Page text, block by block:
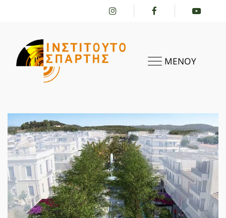
ΜΕΝΟΥ
ΑΡΧΙΚΗ
ΤΟ ΙΝΣΤΙΤΟΎΤΟ
ΔΡΑΣΤΗΡΙΌΤΗΤΕΣ